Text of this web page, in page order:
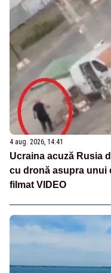
4 aug. 2026, 14:41
Ucraina acuză Rusia
cu dronă asupra unui
filmat VIDEO